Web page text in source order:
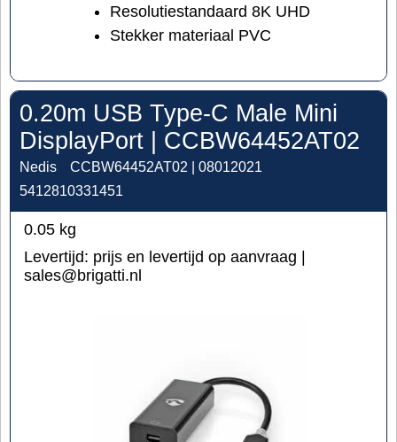
Resolutiestandaard 8K UHD
Stekker materiaal PVC
0.20m USB Type-C Male Mini
DisplayPort | CCBW64452AT02
Nedis
CCBW64452AT02 | 08012021
5412810331451
0.05 kg
Levertijd: prijs en levertijd op aanvraag |
sales@brigatti.nl